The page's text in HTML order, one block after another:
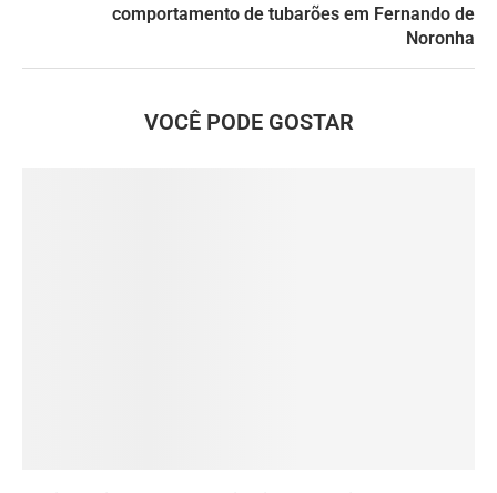
comportamento de tubarões em Fernando de
Noronha
VOCÊ PODE GOSTAR